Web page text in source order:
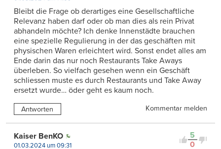
Bleibt die Frage ob derartiges eine Gesellschaftliche
Relevanz haben darf oder ob man dies als rein Privat
abhandeln möchte? Ich denke Innenstädte brauchen
eine spezielle Regulierung in der das geschäften mit
physischen Waren erleichtert wird. Sonst endet alles am
Ende darin das nur noch Restaurants Take Aways
überleben. So vielfach gesehen wenn ein Geschäft
schliessen muste es durch Restaurants und Take Away
ersetzt wurde… öder geht es kaum noch.
Antworten Kommentar melden
5
0
Kaiser BenKO
01.03.2024 um 09:31